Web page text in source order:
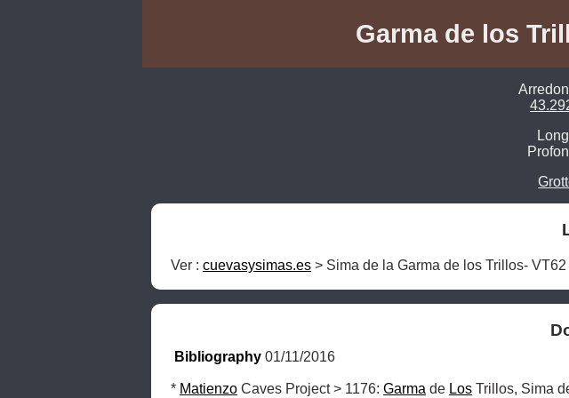
Garma de los
Ver : cuevasysimas.es > Sima de la Garma de los Trillos- VT62
Bibliography 01/11/2016
* Matienzo Caves Project > 1176: Garma de Los Trillos, Sima